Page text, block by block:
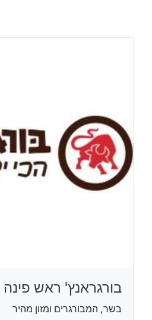
בורגראנץ' ראש פינה
בשר, המבורגרים ומזון מהיר